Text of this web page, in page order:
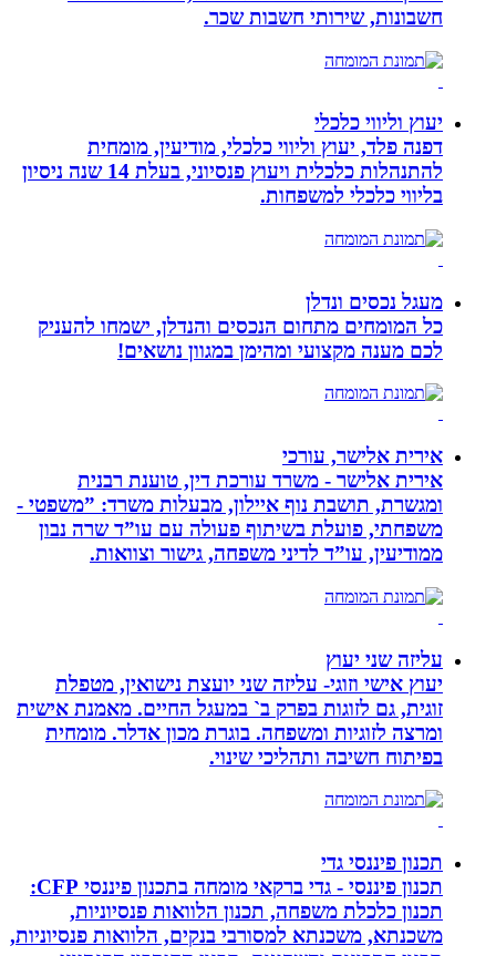
חשבונות, שירותי חשבות שכר.
יעוץ וליווי כלכלי
דפנה פלד, יעוץ וליווי כלכלי, מודיעין, מומחית
להתנהלות כלכלית ויעוץ פנסיוני, בעלת 14 שנה ניסיון
בליווי כלכלי למשפחות.
מעגל נכסים ונדלן
כל המומחים מתחום הנכסים והנדלן, ישמחו להעניק
לכם מענה מקצועי ומהימן במגוון נושאים!
אירית אלישר, עורכי
אירית אלישר - משרד עורכת דין, טוענת רבנית
ומגשרת, תושבת נוף איילון, מבעלות משרד: ”משפטי -
משפחתי, פועלת בשיתוף פעולה עם עו”ד שרה נבון
ממודיעין, עו”ד לדיני משפחה, גישור וצוואות.
עליזה שני יעוץ
יעוץ אישי וזוגי- עליזה שני יועצת נישואין, מטפלת
זוגית, גם לזוגות בפרק ב` במעגל החיים. מאמנת אישית
ומרצה לזוגיות ומשפחה. בוגרת מכון אדלר. מומחית
בפיתוח חשיבה ותהליכי שינוי.
תכנון פיננסי גדי
תכנון פיננסי - גדי ברקאי מומחה בתכנון פיננסי CFP:
תכנון כלכלת משפחה, תכנון הלוואות פנסיוניות,
משכנתא, משכנתא למסורבי בנקים, הלוואות פנסיוניות,